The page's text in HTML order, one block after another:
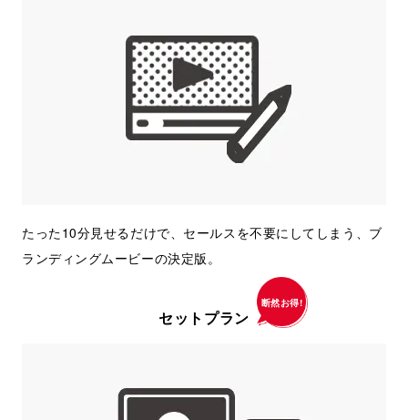
たった10分見せるだけで、セールスを不要にしてしまう、ブ
ランディングムービーの決定版。
セットプラン
断然お得!